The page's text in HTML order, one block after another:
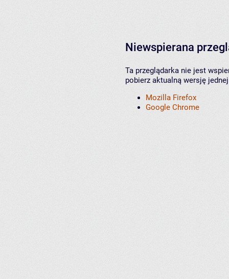
Niewspierana
Ta przeglądarka nie jest
pobierz aktualną wersję
Mozilla Firefox
Google Chrome